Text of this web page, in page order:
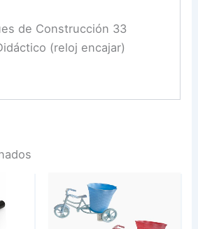
de Construcción 33
(reloj encajar)